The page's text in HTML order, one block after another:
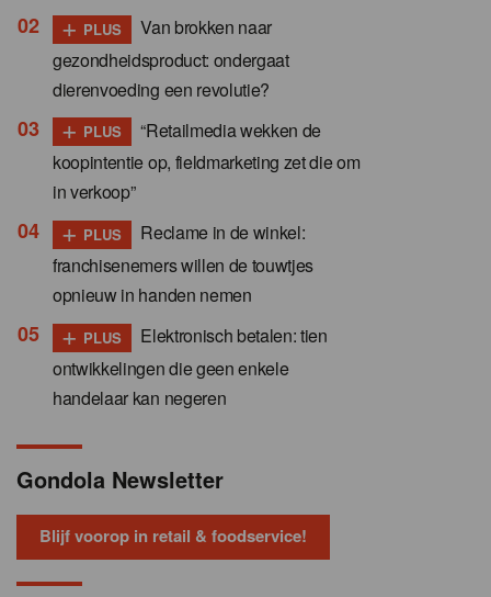
+ PLUS
Van brokken naar
gezondheidsproduct: ondergaat
dierenvoeding een revolutie?
+ PLUS
“Retailmedia wekken de
koopintentie op, fieldmarketing zet die om
in verkoop”
+ PLUS
Reclame in de winkel:
franchisenemers willen de touwtjes
opnieuw in handen nemen
+ PLUS
Elektronisch betalen: tien
ontwikkelingen die geen enkele
handelaar kan negeren
Gondola Newsletter
Blijf voorop in retail & foodservice!